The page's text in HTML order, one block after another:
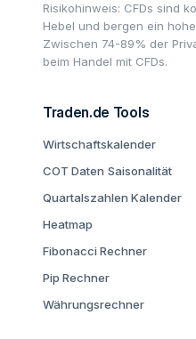
Risikohinweis: CFDs sind
Hebel und bergen ein
Zwischen 74-89% der
beim Handel mit CFDs.
Traden.de Tools
Wirtschaftskalender
COT Daten Saisonalität
Quartalszahlen Kalender
Heatmap
Fibonacci Rechner
Pip Rechner
Währungsrechner